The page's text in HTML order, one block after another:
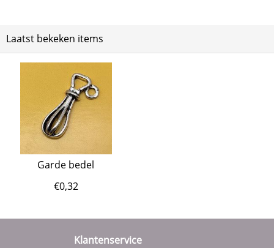
Laatst bekeken items
Garde bedel
€0,32
Klantenservice